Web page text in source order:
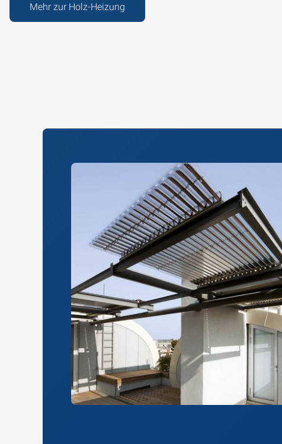
Mehr zur Holz-Heizung